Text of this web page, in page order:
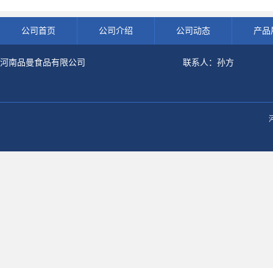
公司首页 公司介绍 公司动态 产品
河南品曼食品有限公司 联系人：孙方